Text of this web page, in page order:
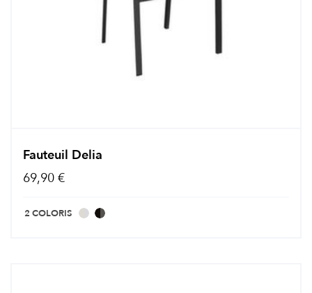
Fauteuil Delia
69,90 €
2 COLORIS